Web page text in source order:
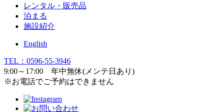
レンタル・販売品
泊まる
施設紹介
English
TEL：0596-55-3946
9:00～17:00 年中無休(メンテ日あり)
※お電話でご予約はできません